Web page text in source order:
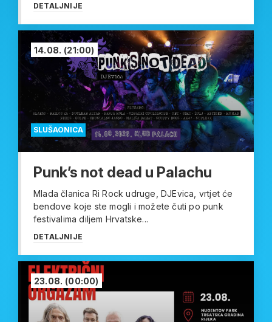
DETALJNIJE
SLUŠAONICA
14.08. (21:00)
Punk’s not dead u Palachu
Mlada članica Ri Rock udruge, DJEvica, vrtjet će
bendove koje ste mogli i možete čuti po punk
festivalima diljem Hrvatske...
DETALJNIJE
23.08. (00:00)